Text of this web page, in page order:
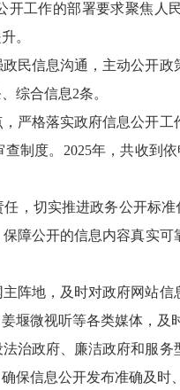
开工作的部署要求聚焦人
。
民信息沟通，主动公开
综合信息2条。
严格落实政府信息公开
制度。2025年，共收到
，切实推进政务公开标
障公开的信息内容真实
阵地，及时对政府网站
堰微视听等各类媒体，及
治政府、廉洁政府和服
保信息公开发布准确及时